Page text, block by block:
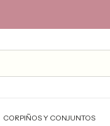
CORPIÑOS Y CONJUNTOS